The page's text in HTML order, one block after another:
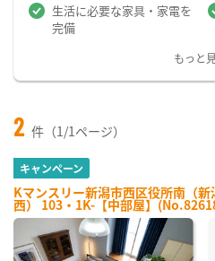
生活に必要な家具・家電を
完備
もっと
2 件（1/1ページ）
キャンペーン
Kマンスリー新潟市西区役所南（
西） 103・1K-【中部屋】